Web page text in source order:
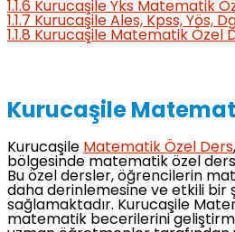
1.1.6 Kurucaşile Yks Matematik
1.1.7 Kurucaşile Ales, Kpss, Yös,
1.1.8 Kurucaşile Matematik Özel
Kurucaşile
Kurucaşile Matematik Özel Ders
bölgesinde matematik özel
Bu özel dersler, öğrencilerin
daha derinlemesine ve etkili bir
sağlamaktadır. Kurucaşile
matematik becerilerini